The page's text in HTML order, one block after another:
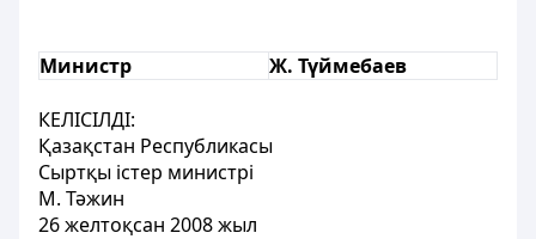
Министр Ж. Түймебаев
КЕЛІСІЛДІ:
Қазақстан Республикасы
Сыртқы істер министрі
М. Тәжин
26 желтоқсан 2008 жыл